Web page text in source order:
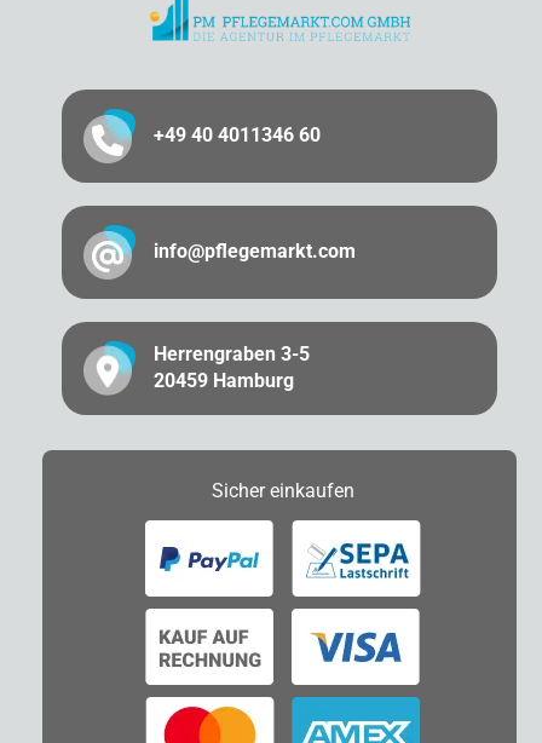
+49 40 4011346 60
info@pflegemarkt.com
Herrengraben 3-5
20459 Hamburg
Sichereinkaufen